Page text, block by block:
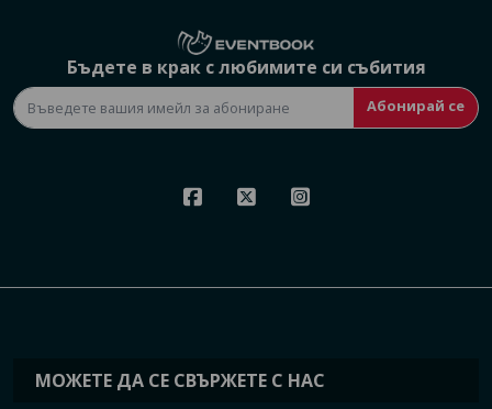
Бъдете в крак с любимите си събития
Абонирай се
МОЖЕТЕ ДА СЕ СВЪРЖЕТЕ С НАС